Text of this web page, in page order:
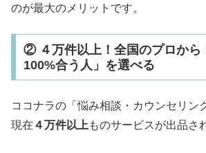
のが最大のメリットです。
② ４万件以上！全国のプロから
100%合う人」を選べる
ココナラの「悩み相談・カウンセリン
現在 ４万件以上 ものサービスが出品さ